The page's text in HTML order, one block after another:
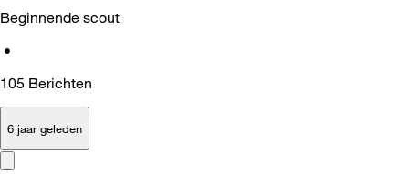
Beginnende scout
•
105 Berichten
6 jaar geleden